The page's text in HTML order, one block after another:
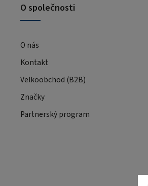
O společnosti
O nás
Kontakt
Velkoobchod (B2B)
Značky
Partnerský program